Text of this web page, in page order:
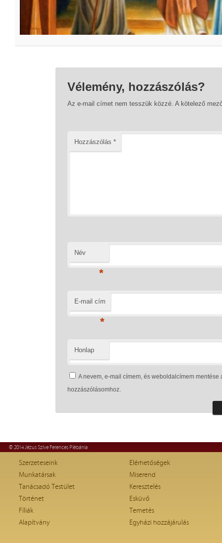
Vélemény, hozzászólás?
Az e-mail címet nem tesszük közzé. A kötelező
Hozzászólás *
Név
*
E-mail cím
*
Honlap
A nevem, e-mail címem, és weboldalcímem
hozzászólásomhoz.
© 2014 Jézus Szíve Ferences Plébánia
Szerzeteseink
Munkatársak
Tanácsadó Testület
Történet
Fíliák
Alapítvány
Elérhetőségek
Miserend
Keresztelés
Esküvő
Temetés
Egyházi hozzájárulás